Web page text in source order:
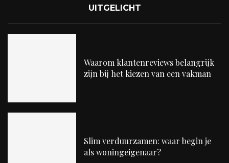
UITGELICHT
Waarom klantenreviews belangrijk
zijn bij het kiezen van een vakman
Slim verduurzamen: waar begin je
als woningeigenaar?